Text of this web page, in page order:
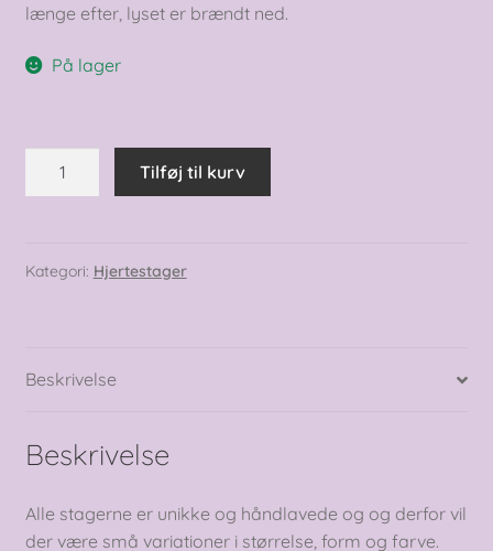
længe efter, lyset er brændt ned.
På lager
er
Tilføj til kurv
Kategori: Hjertestager
Beskrivelse
Beskrivelse
Alle stagerne er unikke og håndlavede og og derfor vil
der være små variationer i størrelse, form og farve.